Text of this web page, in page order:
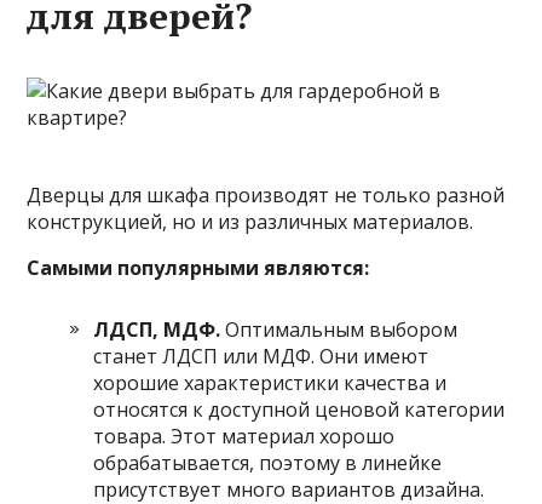
для дверей?
Дверцы для шкафа производят не только разной
конструкцией, но и из различных материалов.
Самыми популярными являются:
ЛДСП, МДФ.Оптимальным выбором
станет ЛДСП или МДФ. Они имеют
хорошие характеристики качества и
относятся к доступной ценовой категории
товара. Этот материал хорошо
обрабатывается, поэтому в линейке
присутствует много вариантов дизайна.